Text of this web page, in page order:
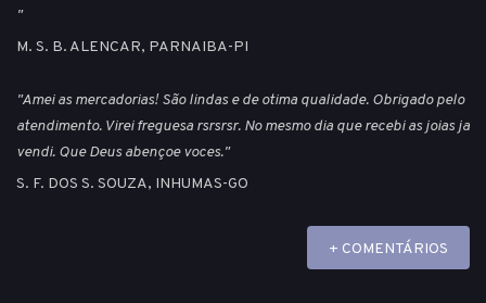
"
M. S. B. ALENCAR, PARNAIBA-PI
"Amei as mercadorias! São lindas e de otima qualidade. Obrigado pelo
atendimento. Virei freguesa rsrsrsr. No mesmo dia que recebi as joias ja
vendi. Que Deus abençoe voces."
S. F. DOS S. SOUZA, INHUMAS-GO
+ COMENTÁRIOS